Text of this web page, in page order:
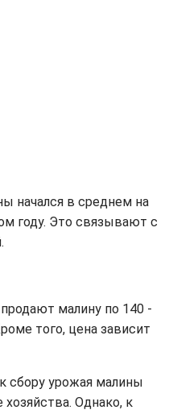
начался в среднем на
году. Это связывают с
малину по 140 -
того, цена зависит
сбору урожая малины
Однако, к